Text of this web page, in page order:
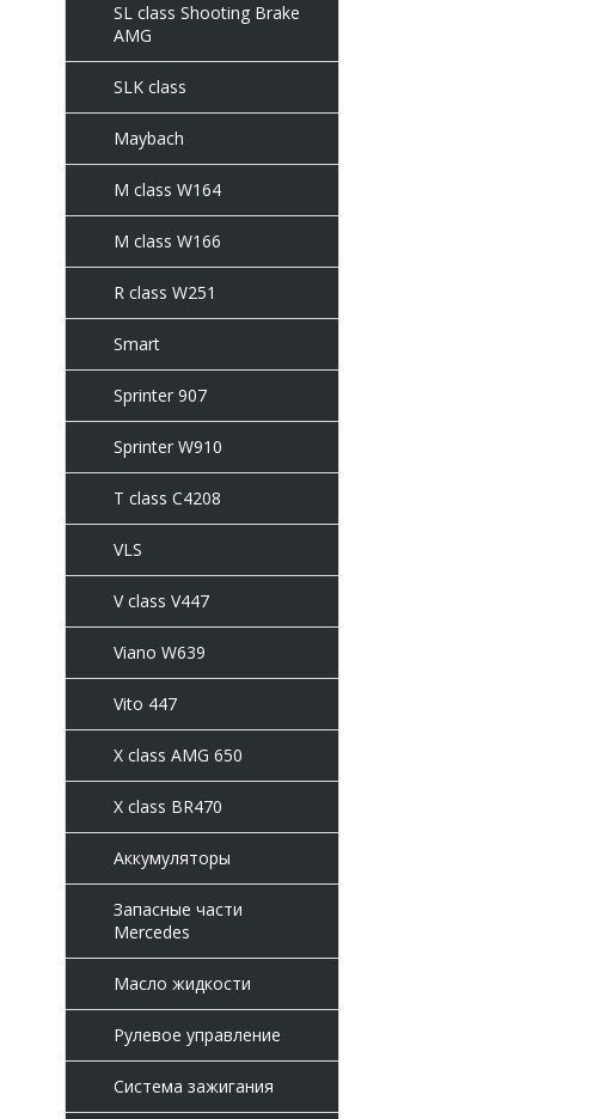
SL class Shooting Brake
AMG
SLK class
Maybach
M class W164
M class W166
R class W251
Smart
Sprinter 907
Sprinter W910
T class C4208
VLS
V class V447
Viano W639
Vito 447
X class AMG 650
X class BR470
Аккумуляторы
Запасные части
Mercedes
Масло жидкости
Рулевое управление
Система зажигания